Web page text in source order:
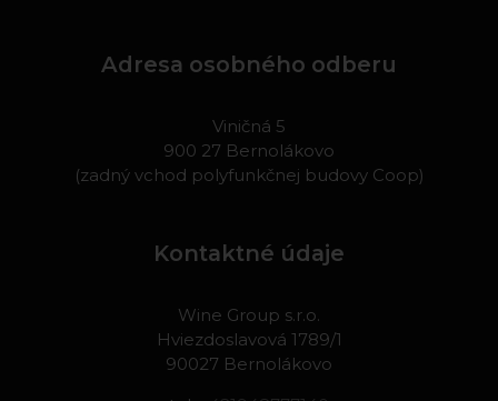
Adresa osobného odberu
Viničná 5
900 27 Bernolákovo
(zadný vchod polyfunkčnej budovy Coop)
Kontaktné údaje
Wine Group s.r.o.
Hviezdoslavová 1789/1
90027 Bernolákovo